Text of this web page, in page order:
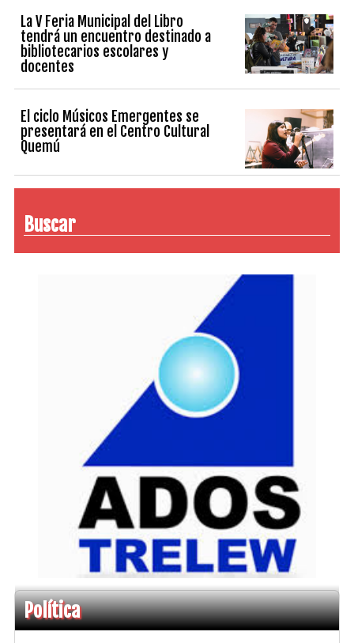
La V Feria Municipal del Libro
tendrá un encuentro destinado a
bibliotecarios escolares y
docentes
El ciclo Músicos Emergentes se
presentará en el Centro Cultural
Quemú
Buscar
Política